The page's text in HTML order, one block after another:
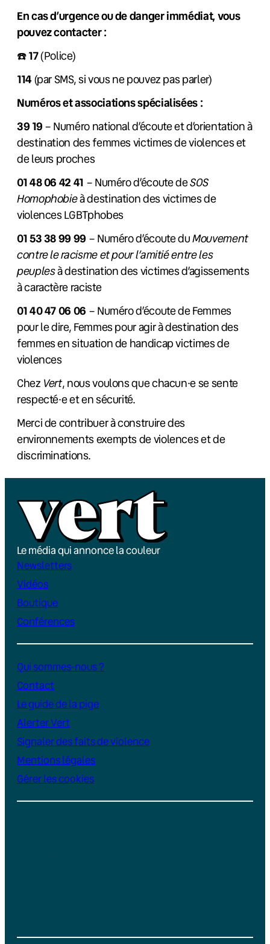
En cas d’urgence ou de danger immédiat, vous
pouvez contacter :
☎️17(Police)
114 (par SMS, si vous ne pouvez pas parler)
Numéros et associations spécialisées :
39 19 – Numéro national d’écoute et d’orientation à
destination des femmes victimes de violences et
de leurs proches
01 48 06 42 41 – Numéro d’écoute deSOS
Homophobieà destination des victimes de
violences LGBTphobes
01 53 38 99 99 – Numéro d’écoute duMouvement
contre le racisme et pour l’amitié entre les
peuplesà destination des victimes d’agissements
à caractère raciste
01 40 47 06 06 – Numéro d’écoute de Femmes
pour le dire, Femmes pour agir à destination des
femmes en situation de handicap victimes de
violences
Chez Vert, nous voulons que chacun·e se sente
respecté·e et en sécurité.
Merci de contribuer à construire des
environnements exempts de violences et de
discriminations.
Le média qui annonce la couleur
Newsletters
Vidéos
Boutique
Conférences
Qui sommes-nous ?
Contact
Le guide de la pige
Alerter Vert
Signaler des faits de violence
Mentions légales
Gérer les cookies